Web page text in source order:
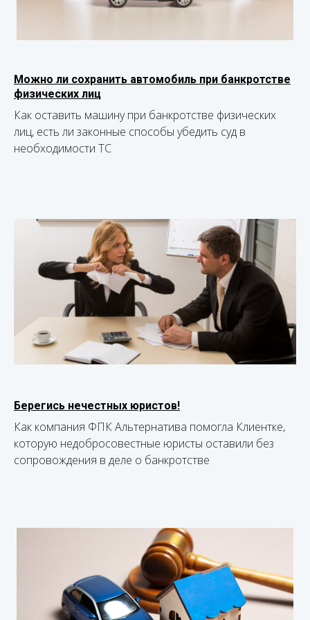
Можно ли сохранить автомобиль при банкротстве
физических лиц
Как оставить машину при банкротстве физических
лиц, есть ли законные способы убедить суд в
необходимости ТС
Берегись нечестных юристов!
Как компания ФПК Альтернатива помогла Клиентке,
которую недобросовестные юристы оставили без
сопровождения в деле о банкротстве